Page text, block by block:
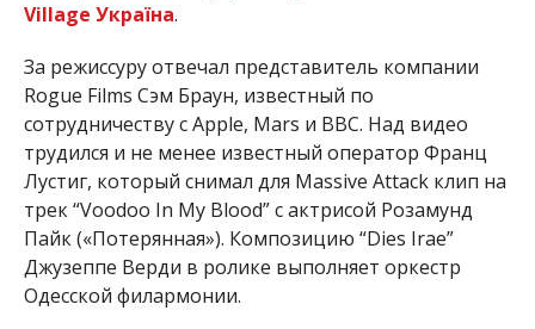
Village Україна.
За режиссуру отвечал представитель компании
Rogue Films Сэм Браун, известный по
сотрудничеству с Apple, Mars и BBC. Над видео
трудился и не менее известный оператор Франц
Лустиг, который снимал для Massive Attack клип на
трек “Voodoo In My Blood” с актрисой Розамунд
Пайк («Потерянная»). Композицию “Dies Irae”
Джузеппе Верди в ролике выполняет оркестр
Одесской филармонии.